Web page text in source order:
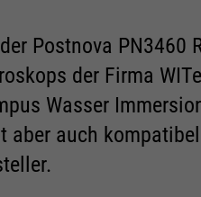
Postnova PN3460
der Firma
Wasser
aber auch